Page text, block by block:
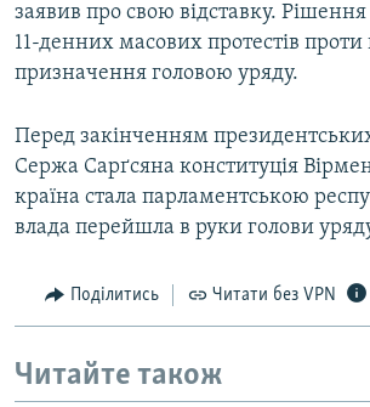
заявив про свою відставку. Рішення
11-денних масових протестів проти
призначення головою уряду.
Перед закінченням
Сержа Сарґсяна конституція
країна стала парламентською
влада перейшла в руки голови
Поділитись Читати без VPN
Читайте також